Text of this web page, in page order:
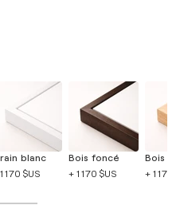
blanc
170 $US
Bois foncé
+ 1 170 $US
Bois
+ 1 170